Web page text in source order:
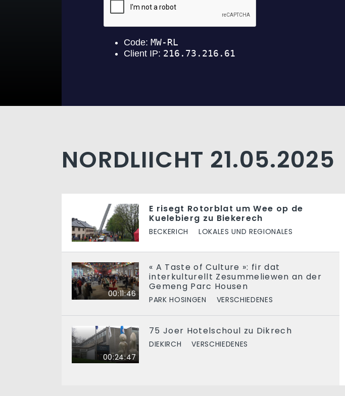
NORDLIICHT 21.05.2025
E risegt Rotorblat um Wee op de
Kuelebierg zu Biekerech
BECKERICH LOKALES UND REGIONALES
00:11:46
« A Taste of Culture »: fir dat
interkulturellt Zesummeliewen an der
Gemeng Parc Housen
PARK HOSINGEN VERSCHIEDENES
00:24:47
75 Joer Hotelschoul zu Dikrech
DIEKIRCH VERSCHIEDENES